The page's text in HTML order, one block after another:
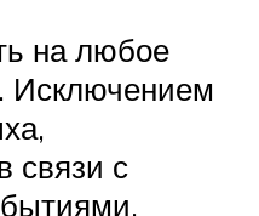
на любое
Исключением
связи с